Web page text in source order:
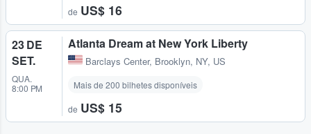
de US$ 16
23 DE
SET.
QUA.
8:00 PM
Atlanta Dream at New York Liberty
Barclays Center, Brooklyn, NY, US
Mais de 200 bilhetes disponíveis
de US$ 15